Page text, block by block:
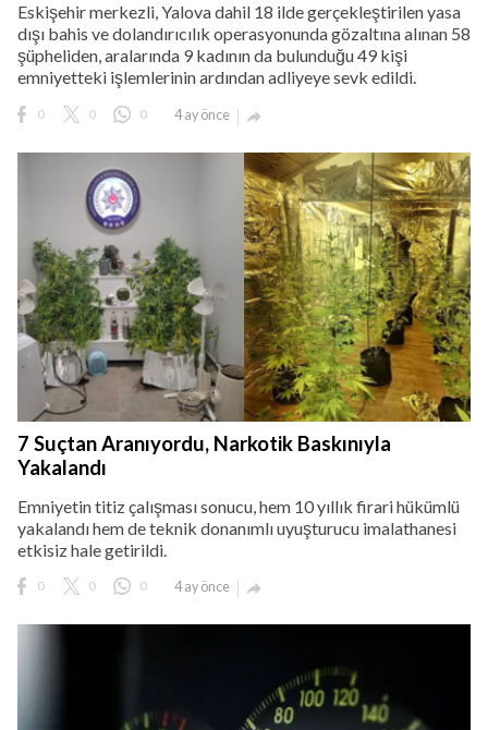
Eskişehir merkezli, Yalova dahil 18 ilde gerçekleştirilen yasa
dışı bahis ve dolandırıcılık operasyonunda gözaltına alınan 58
şüpheliden, aralarında 9 kadının da bulunduğu 49 kişi
emniyetteki işlemlerinin ardından adliyeye sevk edildi.
0 0 0 4 ay önce 
7 Suçtan Aranıyordu, Narkotik Baskınıyla
Yakalandı
Emniyetin titiz çalışması sonucu, hem 10 yıllık firari hükümlü
yakalandı hem de teknik donanımlı uyuşturucu imalathanesi
etkisiz hale getirildi.
0 0 0 4 ay önce 